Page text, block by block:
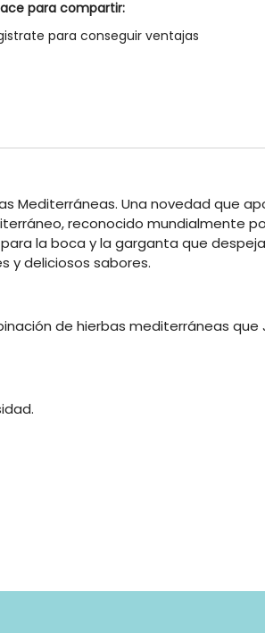
para compartir:
para conseguir ventajas
Mediterráneas. Una novedad que
reconocido mundialmente
la boca y la garganta que
y deliciosos sabores.
de hierbas mediterráneas que